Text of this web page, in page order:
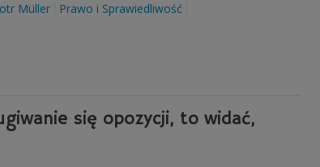
Müller
Prawo i Sprawiedliwość
się opozycji, to widać,